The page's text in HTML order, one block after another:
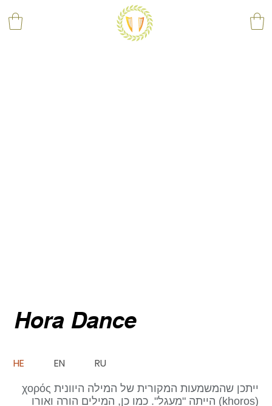
Hora Dance
RU
EN
HE
ייתכן שהמשמעות המקורית של המילה היוונית χορός
(khoros) הייתה "מעגל". כמו כן, המילים הורה ואורו